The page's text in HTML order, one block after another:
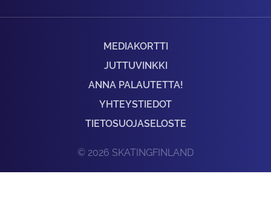
MEDIAKORTTI
JUTTUVINKKI
ANNA PALAUTETTA!
YHTEYSTIEDOT
TIETOSUOJASELOSTE
© 2026 SKATINGFINLAND